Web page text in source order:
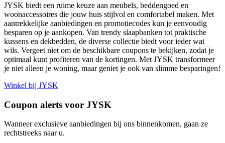
JYSK biedt een ruime keuze aan meubels, beddengoed en
woonaccessoires die jouw huis stijlvol en comfortabel maken. Met
aantrekkelijke aanbiedingen en promotiecodes kun je eenvoudig
besparen op je aankopen. Van trendy slaapbanken tot praktische
kussens en dekbedden, de diverse collectie biedt voor ieder wat
wils. Vergeet niet om de beschikbare coupons te bekijken, zodat je
optimaal kunt profiteren van de kortingen. Met JYSK transformeer
je niet alleen je woning, maar geniet je ook van slimme besparingen!
Winkel bij JYSK
Coupon alerts voor JYSK
Wanneer exclusieve aanbiedingen bij ons binnenkomen, gaan ze
rechtstreeks naar u.